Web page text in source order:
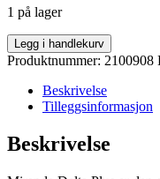
1 på lager
Miranda
ISIS
krankarmer
Delta
Plus
Legg i handlekurv
Produktnummer: 2100908
Beskrivelse
Tilleggsinformasjon
Beskrivelse